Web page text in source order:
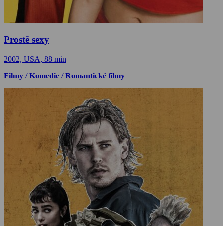
Prostě sexy
2002, USA, 88 min
Filmy / Komedie / Romantické filmy